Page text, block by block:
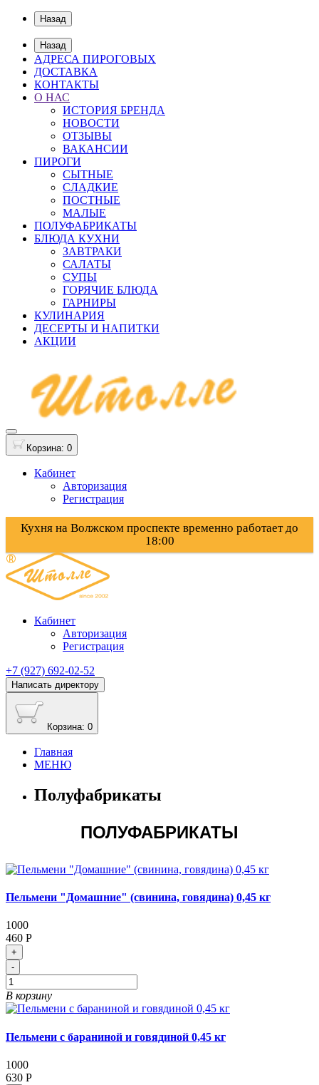
Назад
Назад
АДРЕСА ПИРОГОВЫХ
ДОСТАВКА
КОНТАКТЫ
О НАС
ИСТОРИЯ БРЕНДА
НОВОСТИ
ОТЗЫВЫ
ВАКАНСИИ
ПИРОГИ
СЫТНЫЕ
СЛАДКИЕ
ПОСТНЫЕ
МАЛЫЕ
ПОЛУФАБРИКАТЫ
БЛЮДА КУХНИ
ЗАВТРАКИ
САЛАТЫ
СУПЫ
ГОРЯЧИЕ БЛЮДА
ГАРНИРЫ
КУЛИНАРИЯ
ДЕСЕРТЫ И НАПИТКИ
АКЦИИ
Корзина: 0
Кабинет
Авторизация
Регистрация
Кухня на Волжском проспекте временно работает до
18:00
Кабинет
Авторизация
Регистрация
+7 (927) 692-02-52
Написать директору
Корзина: 0
Главная
МЕНЮ
Полуфабрикаты
ПОЛУФАБРИКАТЫ
Пельмени "Домашние" (свинина, говядина) 0,45 кг
1000
460 Р
+
-
В корзину
Пельмени с бараниной и говядиной 0,45 кг
1000
630 Р